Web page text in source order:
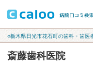
«栃木県日光市花石町の歯科・歯医
斎藤歯科医院